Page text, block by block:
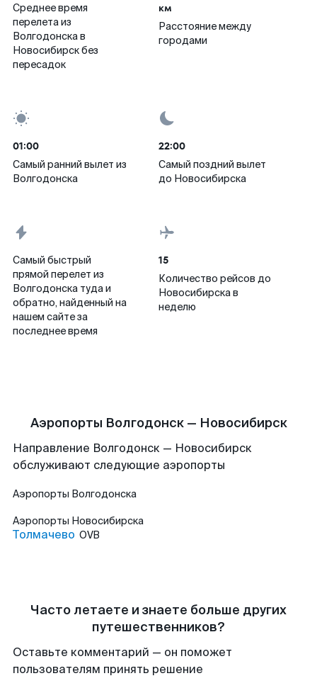
Среднее время
перелета из
Волгодонска в
Новосибирск без
пересадок
км
Расстояние между
городами
01:00
Самый ранний вылет из
Волгодонска
22:00
Самый поздний вылет
до Новосибирска
Самый быстрый
прямой перелет из
Волгодонска туда и
обратно, найденный на
нашем сайте за
последнее время
15
Количество рейсов до
Новосибирска в
неделю
Аэропорты Волгодонск — Новосибирск
Направление Волгодонск — Новосибирск
обслуживают следующие аэропорты
Аэропорты Волгодонска
Аэропорты Новосибирска
Толмачево OVB
Часто летаете и знаете больше других
путешественников?
Оставьте комментарий — он поможет
пользователям принять решение